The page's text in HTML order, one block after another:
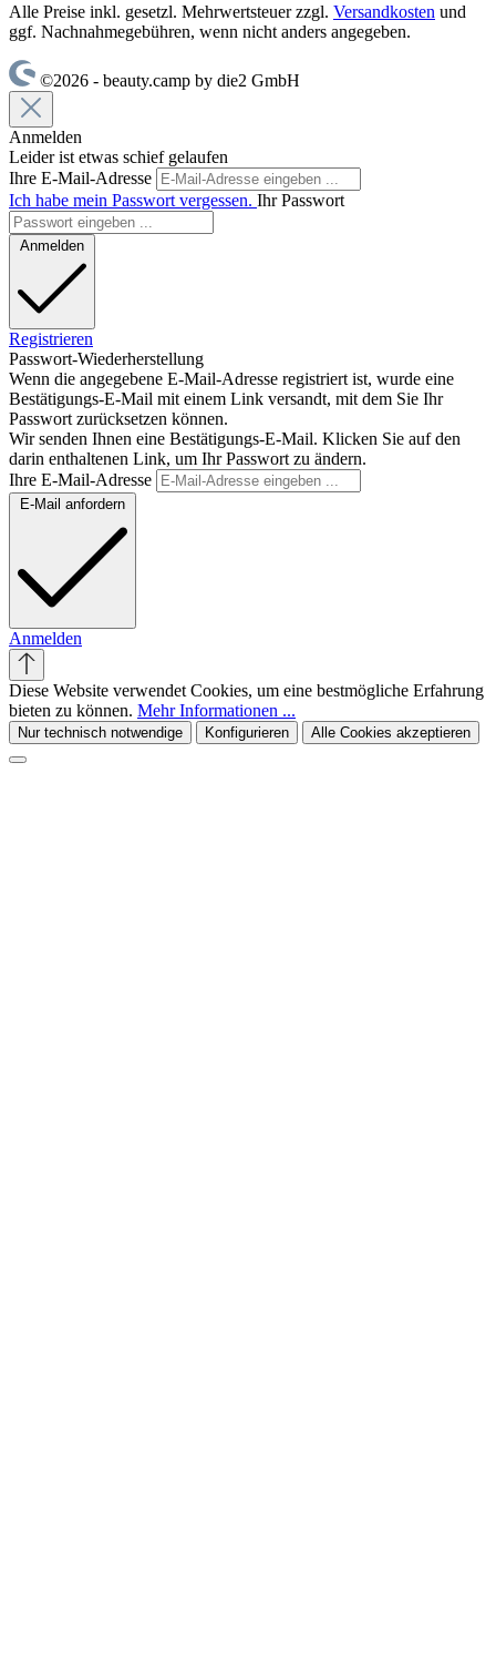
Alle Preise inkl. gesetzl. Mehrwertsteuer zzgl. Versandkosten und
ggf. Nachnahmegebühren, wenn nicht anders angegeben.
©2026 - beauty.camp by die2 GmbH
Anmelden
Leider ist etwas schief gelaufen
Ihre E-Mail-Adresse
Ich habe mein Passwort vergessen. Ihr Passwort
Anmelden
Registrieren
Passwort-Wiederherstellung
Wenn die angegebene E-Mail-Adresse registriert ist, wurde eine
Bestätigungs-E-Mail mit einem Link versandt, mit dem Sie Ihr
Passwort zurücksetzen können.
Wir senden Ihnen eine Bestätigungs-E-Mail. Klicken Sie auf den
darin enthaltenen Link, um Ihr Passwort zu ändern.
Ihre E-Mail-Adresse
E-Mail anfordern
Anmelden
Diese Website verwendet Cookies, um eine bestmögliche Erfahrung
bieten zu können. Mehr Informationen ...
Nur technisch notwendige Konfigurieren Alle Cookies akzeptieren